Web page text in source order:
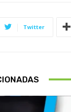
Twitter